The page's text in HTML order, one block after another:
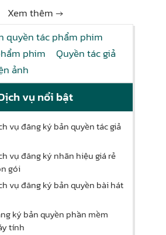
Xem thêm →
quyền tác phẩm phim
phim
Quyền tác giả
ảnh
vụ nổi bật
vụ đăng ký bản quyền tác giả
vụ đăng ký nhãn hiệu giá rẻ
gói
vụ đăng ký bản quyền bài hát
ký bản quyền phần mềm
tính